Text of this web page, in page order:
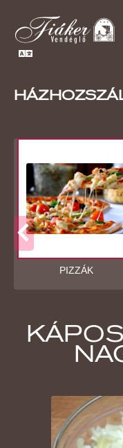
PIZZÁK